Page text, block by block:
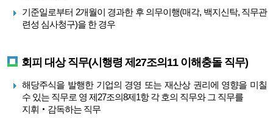
기준일로부터 2개월이 경과한 후 의무이행(매각, 백지신탁, 직무관
련성 심사청구)을 한 경우
회피 대상 직무(시행령 제27조의11 이해충돌 직무)
해당주식을 발행한 기업의 경영 또는 재산상 권리에 영향을 미칠
수 있는 직무로 영 제27조의8제1항 각 호의 직무와 그 직무를
지휘‧감독하는 직무